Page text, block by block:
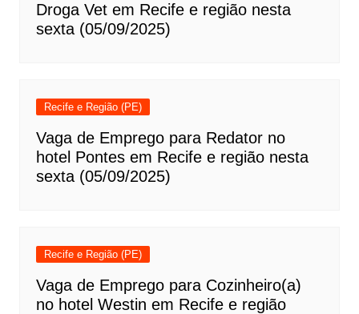
Droga Vet em Recife e região nesta
sexta (05/09/2025)
Recife e Região (PE)
Vaga de Emprego para Redator no
hotel Pontes em Recife e região nesta
sexta (05/09/2025)
Recife e Região (PE)
Vaga de Emprego para Cozinheiro(a)
no hotel Westin em Recife e região